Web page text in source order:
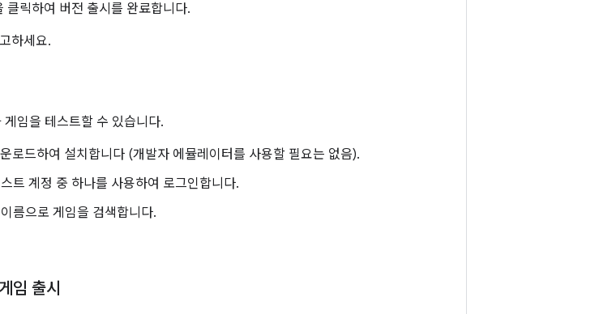
클릭하여 버전 출시를 완료합니다.
하세요.
임을 테스트할 수 있습니다.
로드하여 설치합니다 (개발자 에뮬레이터를 사용할 필요는 없음).
트 계정 중 하나를 사용하여 로그인합니다.
름으로 게임을 검색합니다.
임 출시